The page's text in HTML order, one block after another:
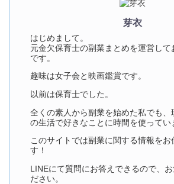
芽衣
はじめまして。
元金欠保育士の副業まとめを運営して
です。
趣味は女子会と映画鑑賞です。
以前は保育士でした。
全くの素人から副業を始めた私でも、
の生活で好きなことに時間を使ってい
このサイトでは副業に関する情報をお
す！
LINEにて質問にお答えできるので、お
ださい。